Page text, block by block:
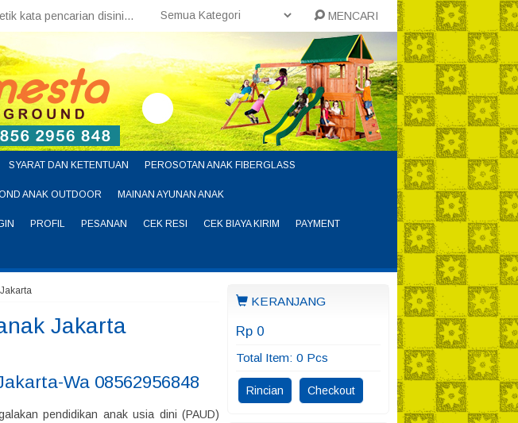
MENCARI
SYARAT DAN KETENTUAN PEROSOTAN ANAK FIBERGLASS
ANAK OUTDOOR MAINAN AYUNAN ANAK
PROFIL PESANAN CEK RESI CEK BIAYA KIRIM PAYMENT
Jakarta
Wa 08562956848
pendidikan anak usia dini (PAUD)
KERANJANG
Rp 0
Total Item: 0 Pcs
Rincian Checkout